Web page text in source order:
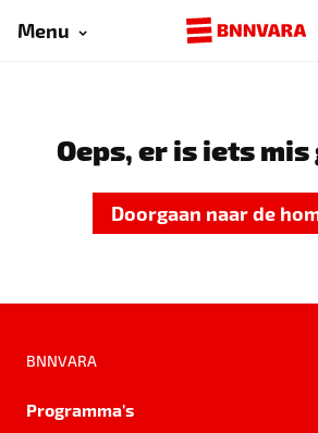
Menu
Oeps, er is iets mis
Doorgaan naar de
BNNVARA
Programma's